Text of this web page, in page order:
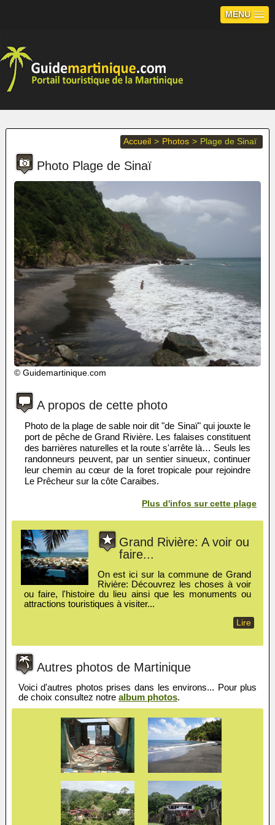
MENU
Photo Plage de Sinaï
Accueil > Photos > Plage de Sinaï
© Guidemartinique.com
A propos de cette photo
Photo de la plage de sable noir dit "de Sinaï" qui jouxte le
port de pêche de Grand Rivière. Les falaises constituent
des barrières naturelles et la route s'arrête là… Seuls les
randonneurs peuvent, par un sentier sinueux, continuer
leur chemin au cœur de la foret tropicale pour rejoindre
Le Prêcheur sur la côte Caraibes.
Plus d'infos sur cette plage
Grand Rivière: A voir ou
faire...
On est ici sur la commune de Grand
Rivière: Découvrez les choses à voir
ou faire, l'histoire du lieu ainsi que les monuments ou
attractions touristiques à visiter...
Lire
Autres photos de Martinique
Voici d'autres photos prises dans les environs... Pour plus
de choix consultez notre album photos.